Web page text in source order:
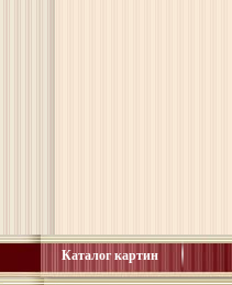
Каталог картин